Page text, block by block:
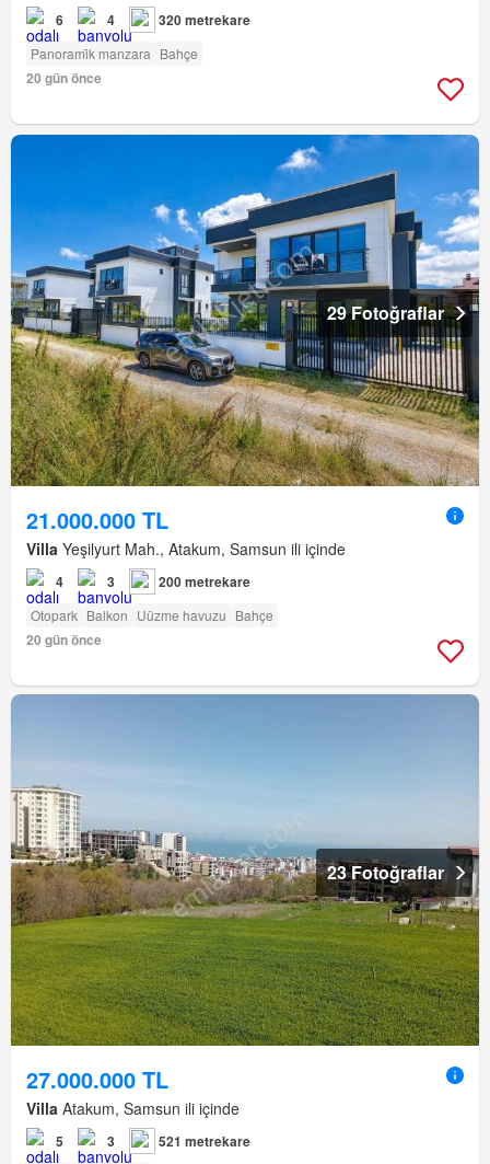
6 4 320 metrekare
Panorami̇k manzara Bahçe
20 gün önce
29 Fotoğraflar
21.000.000 TL
Villa Yeşilyurt Mah., Atakum, Samsun ili içinde
4 3 200 metrekare
Otopark Balkon Uüzme havuzu Bahçe
20 gün önce
23 Fotoğraflar
27.000.000 TL
Villa Atakum, Samsun ili içinde
5 3 521 metrekare